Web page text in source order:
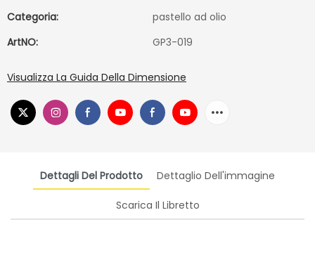
Categoria:
pastello ad olio
ArtNO:
GP3-019
Visualizza La Guida Della Dimensione
Dettagli Del Prodotto Dettaglio Dell'immagine
Scarica Il Libretto